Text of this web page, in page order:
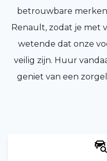
betrouwbare
Renault, zodat je met
wetende dat onze
veilig zijn. Huur
geniet van een